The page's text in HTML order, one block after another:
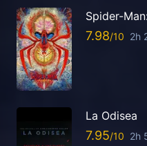
Spider-
7.98 2h
La Odisea
7.95 2h